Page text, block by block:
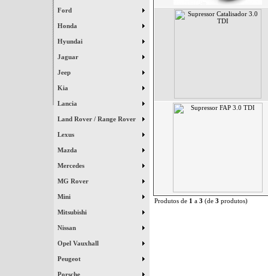
Ford
Honda
Hyundai
Jaguar
Jeep
Kia
Lancia
Land Rover / Range Rover
Lexus
Mazda
Mercedes
MG Rover
Mini
Mitsubishi
Nissan
Opel Vauxhall
Peugeot
Porsche
Produtos de 1 a 3 (de 3 produtos)